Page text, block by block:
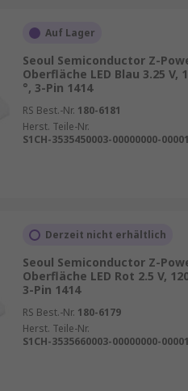
Auf Lager
Seoul Semiconductor Z-
Oberfläche LED Blau 3.25 V,
°, 3-Pin 1414
RS Best.-Nr. 180-6181
Herst. Teile-Nr.
S1CH-3535450003-00000000-00001
Derzeit nicht erhältlich
Seoul Semiconductor Z-
Oberfläche LED Rot 2.5 V,
3-Pin 1414
RS Best.-Nr. 180-6179
Herst. Teile-Nr.
S1CH-3535660003-00000000-00001